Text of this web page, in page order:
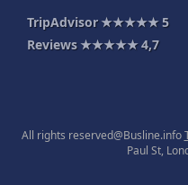
TripAdvisor ★★★★★5
Reviews ★★★★★4,7
All rights reserved@Busline.info
Paul St,